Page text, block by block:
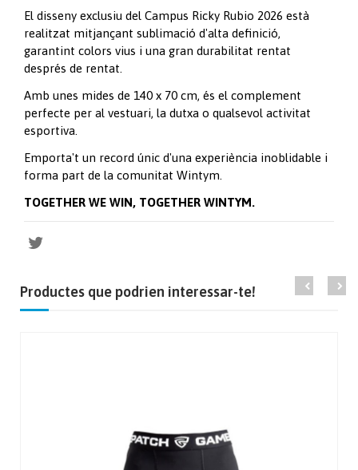
El disseny exclusiu del Campus Ricky Rubio 2026 està
realitzat mitjançant sublimació d'alta definició,
garantint colors vius i una gran durabilitat rentat
després de rentat.
Amb unes mides de 140 x 70 cm, és el complement
perfecte per al vestuari, la dutxa o qualsevol activitat
esportiva.
Emporta't un record únic d'una experiència inoblidable i
forma part de la comunitat Wintym.
TOGETHER WE WIN, TOGETHER WINTYM.
Productes que podrien interessar-te!